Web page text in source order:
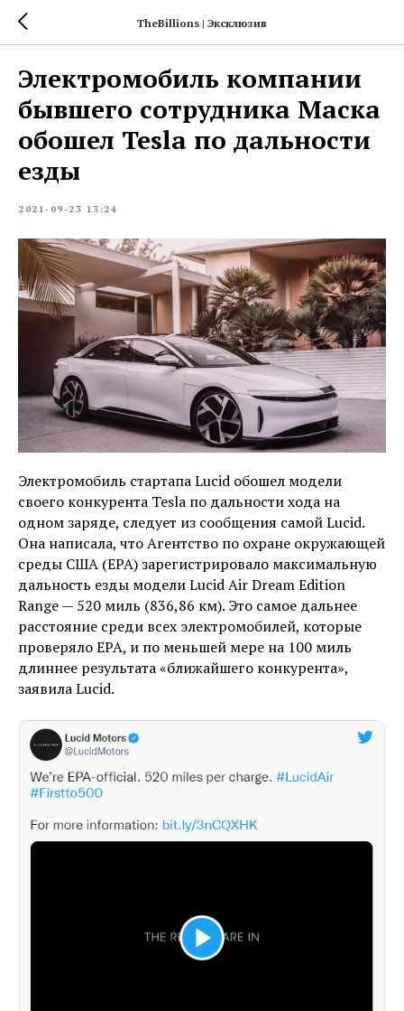
TheBillions | Эксклюзив
Электромобиль компании
бывшего сотрудника Маска
обошел Tesla по дальности
езды
2021-09-23 13:24
Электромобиль стартапа Lucid обошел модели
своего конкурента Tesla по дальности хода на
одном заряде, следует из сообщения самой Lucid.
Она написала, что Агентство по охране окружающей
среды США (EPA) зарегистрировало максимальную
дальность езды модели Lucid Air Dream Edition
Range — 520 миль (836,86 км). Это самое дальнее
расстояние среди всех электромобилей, которые
проверяло EPA, и по меньшей мере на 100 миль
длиннее результата «ближайшего конкурента»,
заявила Lucid.